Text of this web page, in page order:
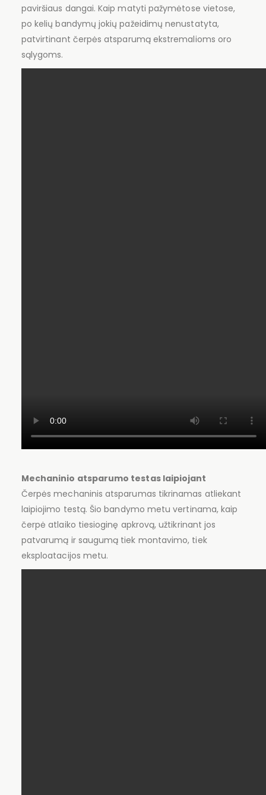
paviršiaus dangai. Kaip matyti pažymėtose vietose,
po kelių bandymų jokių pažeidimų nenustatyta,
patvirtinant čerpės atsparumą ekstremalioms oro
sąlygoms.
Mechaninio atsparumo testas laipiojant
Čerpės mechaninis atsparumas tikrinamas atliekant
laipiojimo testą. Šio bandymo metu vertinama, kaip
čerpė atlaiko tiesioginę apkrovą, užtikrinant jos
patvarumą ir saugumą tiek montavimo, tiek
eksploatacijos metu.